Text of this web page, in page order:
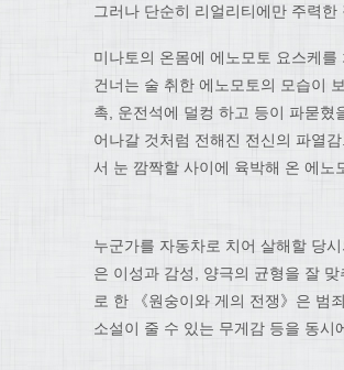
그러나 단순히 리얼리티에만 주력한
미나토의 온몸에 에노모토 요스케
건너는 술 취한 에노모토의 모습이
촉, 운전석에 덜컹 하고 등이 파묻혔
어나갈 것처럼 전해진 전신의 파열
서 눈 깜짝할 사이에 육박해 온 에노
누군가를 자동차로 치어 살해할 당
은 이성과 감성, 양극의 균형을 잘
로 한 《원숭이와 게의 전쟁》은 범
소설이 줄 수 있는 무게감 등을 동시